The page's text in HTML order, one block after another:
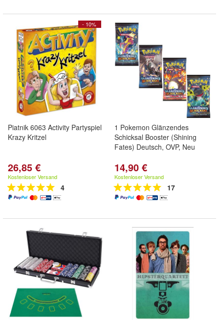
- 10%
Piatnik 6063 Activity Partyspiel
Krazy Kritzel
26,85 €
Kostenloser Versand
4
1 Pokemon Glänzendes
Schicksal Booster (Shining
Fates) Deutsch, OVP, Neu
14,90 €
Kostenloser Versand
17